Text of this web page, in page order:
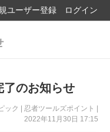
ユーザー登録 ログイン
了のお知らせ
ック | 忍者ツールズポイント |
2022年11月30日 17:15